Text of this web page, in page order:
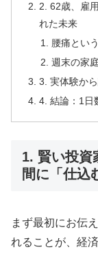
2. 62歳、雇
れた未来
腰痛とい
週末の家
3. 実体験か
4. 結論：1日
1. 賢い投資
間に「仕込
まず最初にお伝
れることが、経